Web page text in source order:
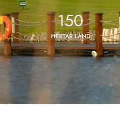
HEKTAR LAND
150